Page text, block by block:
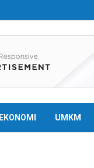
EKONOMI UMKM